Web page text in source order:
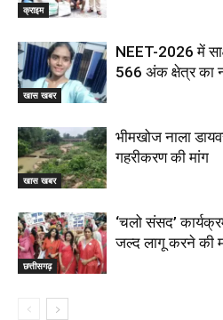
क्राइम
खास खबर
NEET-2026 में
566 अंक क्षेत्र का
खास खबर
भीमखोज नाला
गहरीकरण की मांग
छत्तीसगढ़
‘चलो संसद’
जल्द लागू करने की